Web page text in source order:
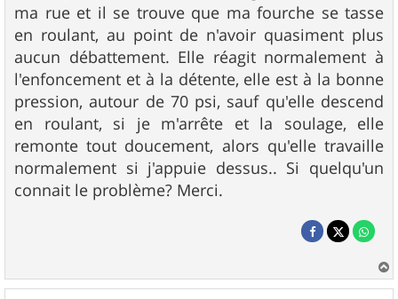
ma rue et il se trouve que ma fourche se tasse
en roulant, au point de n'avoir quasiment plus
aucun débattement. Elle réagit normalement à
l'enfoncement et à la détente, elle est à la bonne
pression, autour de 70 psi, sauf qu'elle descend
en roulant, si je m'arrête et la soulage, elle
remonte tout doucement, alors qu'elle travaille
normalement si j'appuie dessus.. Si quelqu'un
connait le problème? Merci.
a